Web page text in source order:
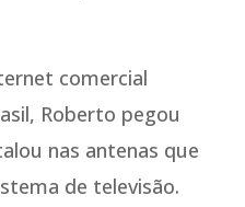
comercial
Roberto pegou
nas antenas que
de televisão.